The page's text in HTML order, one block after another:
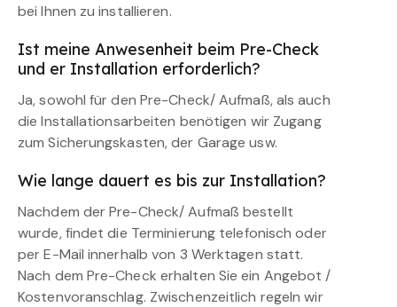
bei Ihnen zu installieren.
Ist meine Anwesenheit beim Pre-Check
und er Installation erforderlich?
Ja, sowohl für den Pre-Check/ Aufmaß, als auch
die Installationsarbeiten benötigen wir Zugang
zum Sicherungskasten, der Garage usw.
Wie lange dauert es bis zur Installation?
Nachdem der Pre-Check/ Aufmaß bestellt
wurde, findet die Terminierung telefonisch oder
per E-Mail innerhalb von 3 Werktagen statt.
Nach dem Pre-Check erhalten Sie ein Angebot /
Kostenvoranschlag. Zwischenzeitlich regeln wir